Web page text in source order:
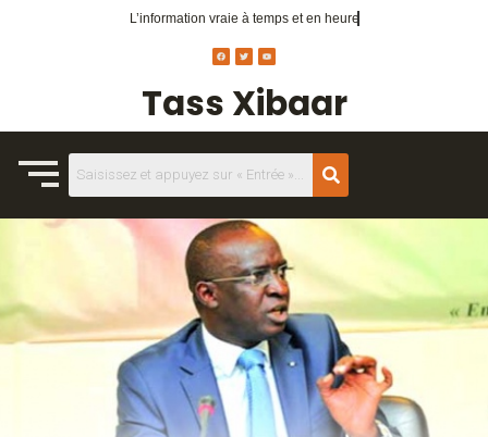
Tass Xibaar
L’information vraie à temps et en heure